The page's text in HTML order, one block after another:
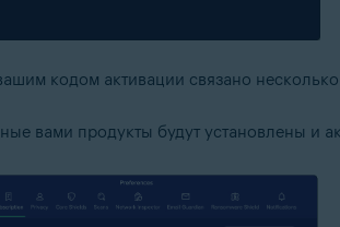
кодом активации связано
вами продукты будут установлены и